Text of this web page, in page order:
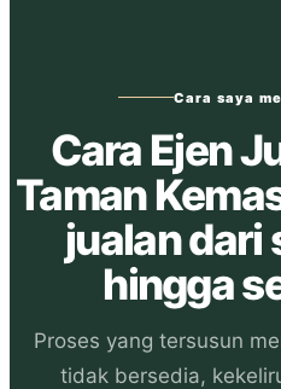
Cara saya
Cara Ejen
Taman
jualan dari
hingga
Proses yang tersusun
tidak bersedia,